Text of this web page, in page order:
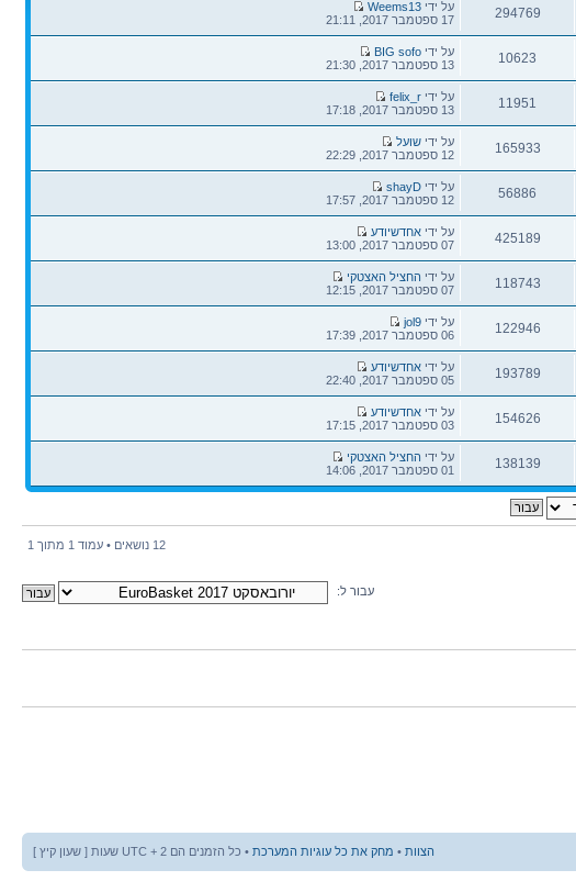
294769
צפיות
הודעה
אחרונה
על ידי Weems13
17 ספטמבר 2017, 21:11
10623
צפיות
הודעה
אחרונה
על ידי BIG sofo
13 ספטמבר 2017, 21:30
11951
צפיות
הודעה
אחרונה
על ידי felix_r
13 ספטמבר 2017, 17:18
165933
צפיות
הודעה
אחרונה
על ידי שועל
12 ספטמבר 2017, 22:29
56886
צפיות
הודעה
אחרונה
על ידי shayD
12 ספטמבר 2017, 17:57
425189
צפיות
הודעה
אחרונה
על ידי אחדשיודע
07 ספטמבר 2017, 13:00
118743
צפיות
הודעה
אחרונה
על ידי החציל האצטקי
07 ספטמבר 2017, 12:15
122946
צפיות
הודעה
אחרונה
על ידי jol9
06 ספטמבר 2017, 17:39
193789
צפיות
הודעה
אחרונה
על ידי אחדשיודע
05 ספטמבר 2017, 22:40
154626
צפיות
הודעה
אחרונה
על ידי אחדשיודע
03 ספטמבר 2017, 17:15
138139
צפיות
הודעה
אחרונה
על ידי החציל האצטקי
01 ספטמבר 2017, 14:06
12 נושאים • עמוד 1 מתוך 1
עבור ל:
הצוות • מחק את כל עוגיות המערכת • כל הזמנים הם UTC + 2 שעות [ שעון קיץ ]